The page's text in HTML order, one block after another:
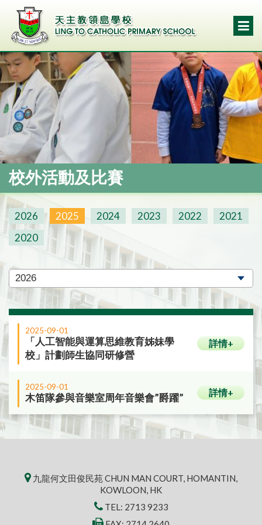
校外活動及比賽
2026 2025 2024 2023 2022
2021
2020
2025-09-01
「人工智能與運算思維教育姊妹學
校」計劃師生協同研修營
詳情+
2025-09-01
木笛隊參與音樂室周年音樂會”爵躍” 詳情+
九龍何文田俊民苑 CHUN MAN COURT, HOMANTIN,
KOWLOON, HK
TEL: 2713 9233